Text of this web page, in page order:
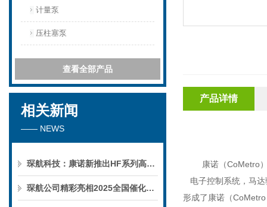
计量泵
压柱塞泵
查看全部产品
相关新闻
—— NEWS
琛航科技：康诺新推出HF系列高压恒流泵
琛航公司精彩亮相2025全国催化学术会议
产品详情
康诺（CoMetro
电子控制系统，马
形成了康诺（CoMetro